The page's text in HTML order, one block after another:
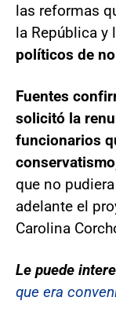
las reformas
la República y
políticos de
Fuentes
solicitó la
funcionarios
que no
adelante el
Carolina
Le puede
que era